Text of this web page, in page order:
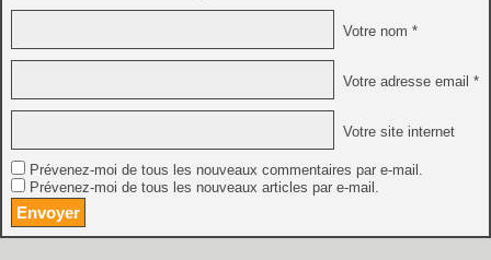
Votre nom *
Votre adresse email *
Votre site internet
Prévenez-moi de tous les nouveaux commentaires par e-mail.
Prévenez-moi de tous les nouveaux articles par e-mail.